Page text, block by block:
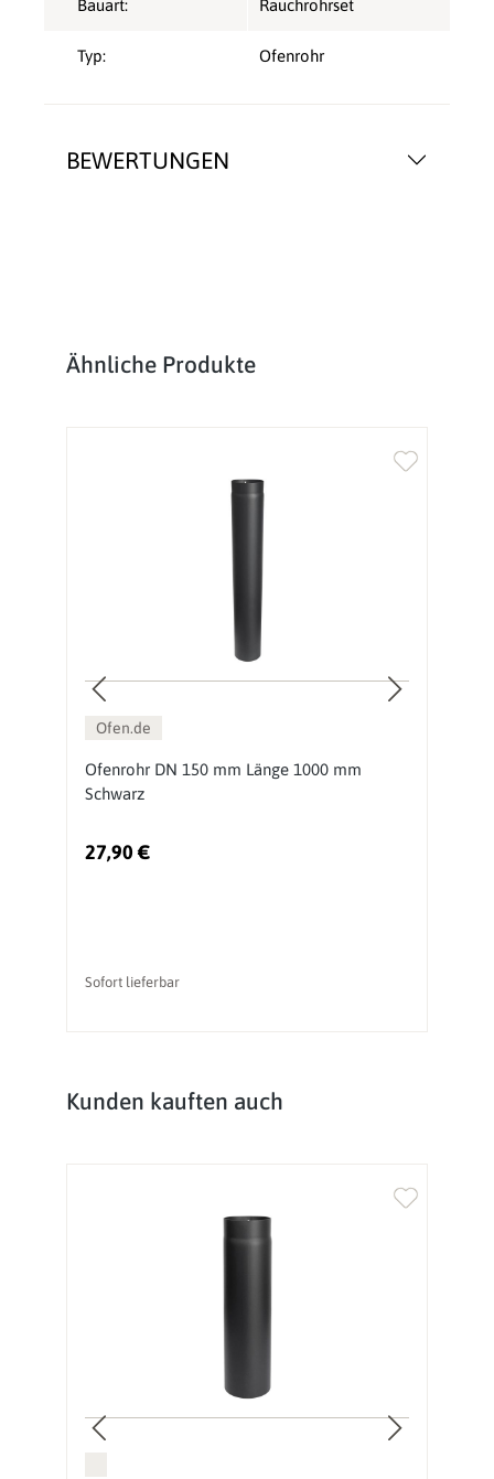
BEWERTUNGEN
Bauart: Rauchrohrset
Typ: Ofenrohr
Produktgalerie überspringen
Ähnliche Produkte
Ofen.de
Ofenrohr DN 150 mm Länge 1000 mm
Schwarz
27,90 €
Sofort lieferbar
Produktgalerie überspringen
Kunden kauften auch